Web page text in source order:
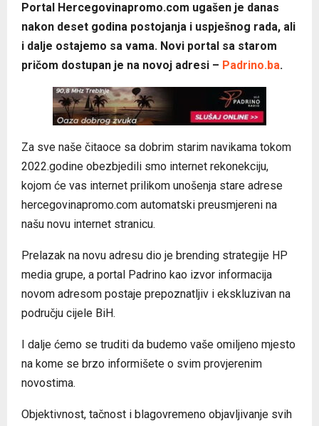
Portal Hercegovinapromo.com ugašen je danas
nakon deset godina postojanja i uspješnog rada, ali
i dalje ostajemo sa vama. Novi portal sa starom
pričom dostupan je na novoj adresi – Padrino.ba.
Za sve naše čitaoce sa dobrim starim navikama tokom
2022.godine obezbjedili smo internet rekonekciju,
kojom će vas internet prilikom unošenja stare adrese
hercegovinapromo.com automatski preusmjereni na
našu novu internet stranicu.
Prelazak na novu adresu dio je brending strategije HP
media grupe, a portal Padrino kao izvor informacija
novom adresom postaje prepoznatljiv i ekskluzivan na
području cijele BiH.
I dalje ćemo se truditi da budemo vaše omiljeno mjesto
na kome se brzo informišete o svim provjerenim
novostima.
Objektivnost, tačnost i blagovremeno objavljivanje svih